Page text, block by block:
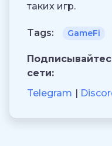
таких игр.
Tags: GameFi
сети:
Telegram